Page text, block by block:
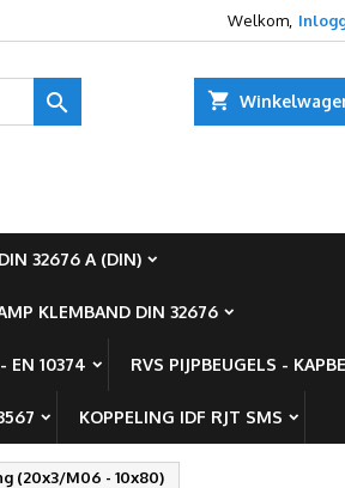
Welkom,
shopping_cart

32676 A (DIN)
KLEMBAND DIN 32676
EN 10374 RVS PIJPBEUGELS -
KOPPELING IDF RJT SMS
(20x3/M06 - 10x80)
((createText))
slaan.